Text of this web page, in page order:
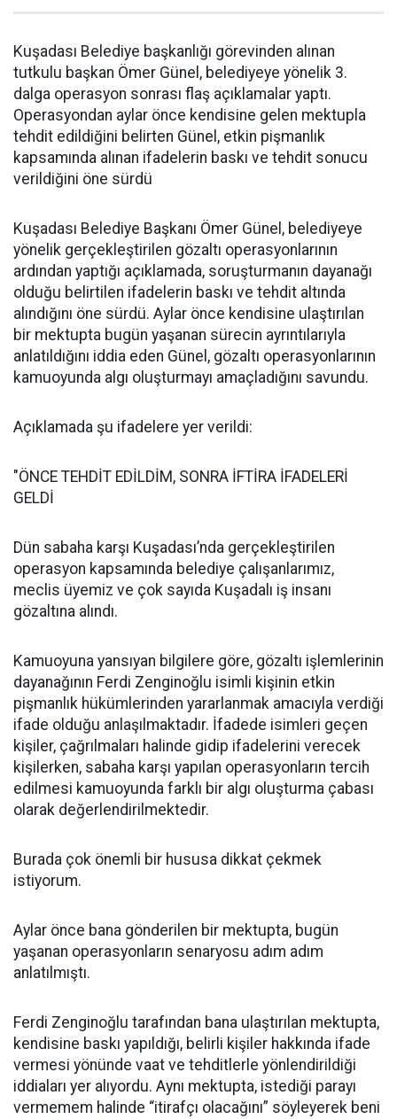
Kuşadası Belediye başkanlığı görevinden alınan
tutkulu başkan Ömer Günel, belediyeye yönelik 3.
dalga operasyon sonrası flaş açıklamalar yaptı.
Operasyondan aylar önce kendisine gelen mektupla
tehdit edildiğini belirten Günel, etkin pişmanlık
kapsamında alınan ifadelerin baskı ve tehdit sonucu
verildiğini öne sürdü
Kuşadası Belediye Başkanı Ömer Günel, belediyeye
yönelik gerçekleştirilen gözaltı operasyonlarının
ardından yaptığı açıklamada, soruşturmanın dayanağı
olduğu belirtilen ifadelerin baskı ve tehdit altında
alındığını öne sürdü. Aylar önce kendisine ulaştırılan
bir mektupta bugün yaşanan sürecin ayrıntılarıyla
anlatıldığını iddia eden Günel, gözaltı operasyonlarının
kamuoyunda algı oluşturmayı amaçladığını savundu.
Açıklamada şu ifadelere yer verildi:
"ÖNCE TEHDİT EDİLDİM, SONRA İFTİRA İFADELERİ
GELDİ
Dün sabaha karşı Kuşadası’nda gerçekleştirilen
operasyon kapsamında belediye çalışanlarımız,
meclis üyemiz ve çok sayıda Kuşadalı iş insanı
gözaltına alındı.
Kamuoyuna yansıyan bilgilere göre, gözaltı işlemlerinin
dayanağının Ferdi Zenginoğlu isimli kişinin etkin
pişmanlık hükümlerinden yararlanmak amacıyla verdiği
ifade olduğu anlaşılmaktadır. İfadede isimleri geçen
kişiler, çağrılmaları halinde gidip ifadelerini verecek
kişilerken, sabaha karşı yapılan operasyonların tercih
edilmesi kamuoyunda farklı bir algı oluşturma çabası
olarak değerlendirilmektedir.
Burada çok önemli bir hususa dikkat çekmek
istiyorum.
Aylar önce bana gönderilen bir mektupta, bugün
yaşanan operasyonların senaryosu adım adım
anlatılmıştı.
Ferdi Zenginoğlu tarafından bana ulaştırılan mektupta,
kendisine baskı yapıldığı, belirli kişiler hakkında ifade
vermesi yönünde vaat ve tehditlerle yönlendirildiği
iddiaları yer alıyordu. Aynı mektupta, istediği parayı
vermemem halinde “itirafçı olacağını” söyleyerek beni